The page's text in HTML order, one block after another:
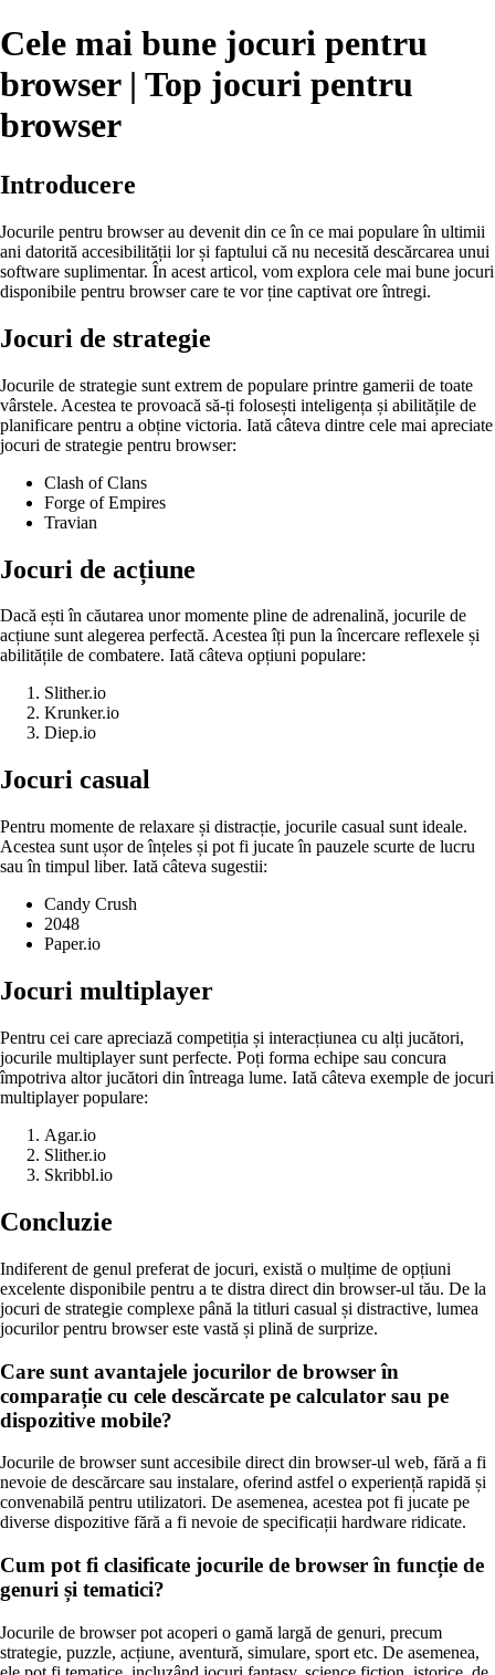
Cele mai bune jocuri pentru
browser | Top jocuri pentru
browser
Introducere
Jocurile pentru browser au devenit din ce în ce mai populare în ultimii
ani datorită accesibilității lor și faptului că nu necesită descărcarea unui
software suplimentar. În acest articol, vom explora cele mai bune jocuri
disponibile pentru browser care te vor ține captivat ore întregi.
Jocuri de strategie
Jocurile de strategie sunt extrem de populare printre gamerii de toate
vârstele. Acestea te provoacă să-ți folosești inteligența și abilitățile de
planificare pentru a obține victoria. Iată câteva dintre cele mai apreciate
jocuri de strategie pentru browser:
Clash of Clans
Forge of Empires
Travian
Jocuri de acțiune
Dacă ești în căutarea unor momente pline de adrenalină, jocurile de
acțiune sunt alegerea perfectă. Acestea îți pun la încercare reflexele și
abilitățile de combatere. Iată câteva opțiuni populare:
Slither.io
Krunker.io
Diep.io
Jocuri casual
Pentru momente de relaxare și distracție, jocurile casual sunt ideale.
Acestea sunt ușor de înțeles și pot fi jucate în pauzele scurte de lucru
sau în timpul liber. Iată câteva sugestii:
Candy Crush
2048
Paper.io
Jocuri multiplayer
Pentru cei care apreciază competiția și interacțiunea cu alți jucători,
jocurile multiplayer sunt perfecte. Poți forma echipe sau concura
împotriva altor jucători din întreaga lume. Iată câteva exemple de jocuri
multiplayer populare:
Agar.io
Slither.io
Skribbl.io
Concluzie
Indiferent de genul preferat de jocuri, există o mulțime de opțiuni
excelente disponibile pentru a te distra direct din browser-ul tău. De la
jocuri de strategie complexe până la titluri casual și distractive, lumea
jocurilor pentru browser este vastă și plină de surprize.
Care sunt avantajele jocurilor de browser în
comparație cu cele descărcate pe calculator sau pe
dispozitive mobile?
Jocurile de browser sunt accesibile direct din browser-ul web, fără a fi
nevoie de descărcare sau instalare, oferind astfel o experiență rapidă și
convenabilă pentru utilizatori. De asemenea, acestea pot fi jucate pe
diverse dispozitive fără a fi nevoie de specificații hardware ridicate.
Cum pot fi clasificate jocurile de browser în funcție de
genuri și tematici?
Jocurile de browser pot acoperi o gamă largă de genuri, precum
strategie, puzzle, acțiune, aventură, simulare, sport etc. De asemenea,